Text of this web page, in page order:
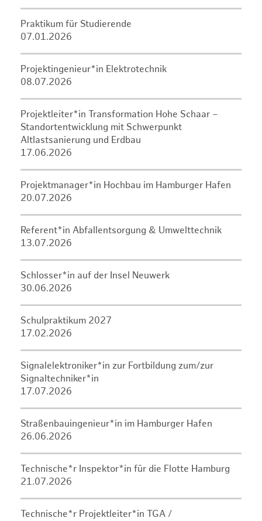
Praktikum für Studierende
07.01.2026
Projektingenieur*in Elektrotechnik
08.07.2026
Projektleiter*in Transformation Hohe Schaar –
Standortentwicklung mit Schwerpunkt
Altlastsanierung und Erdbau
17.06.2026
Projektmanager*in Hochbau im Hamburger Hafen
20.07.2026
Referent*in Abfallentsorgung & Umwelttechnik
13.07.2026
Schlosser*in auf der Insel Neuwerk
30.06.2026
Schulpraktikum 2027
17.02.2026
Signalelektroniker*in zur Fortbildung zum/zur
Signaltechniker*in
17.07.2026
Straßenbauingenieur*in im Hamburger Hafen
26.06.2026
Technische*r Inspektor*in für die Flotte Hamburg
21.07.2026
Technische*r Projektleiter*in TGA /